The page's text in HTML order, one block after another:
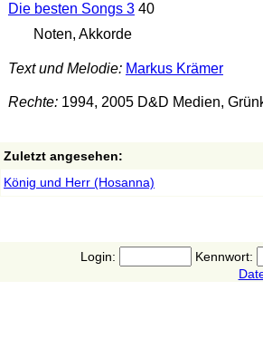
Die besten Songs 340
Noten, Akkorde
Text und Melodie: Markus Krämer
Rechte:1994, 2005 D&D Medien,
Zuletzt angesehen:
König und Herr (Hosanna)
Login:
Kennwort: